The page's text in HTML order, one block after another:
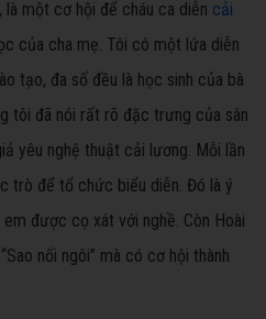
là một cơ hội để cháu ca diễn cải
của cha mẹ. Tôi có một lứa diễn
tạo, đa số đều là học sinh của bà
tôi đã nói rất rõ đặc trưng của sân
yêu nghệ thuật cải lương. Mỗi lần
trò để tổ chức biểu diễn. Đó là ý
được cọ xát với nghề. Còn Hoài
nối ngôi” mà có cơ hội thành